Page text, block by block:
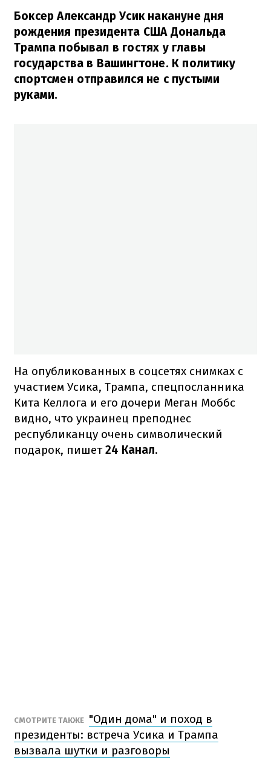
Боксер Александр Усик накануне дня
рождения президента США Дональда
Трампа побывал в гостях у главы
государства в Вашингтоне. К политику
спортсмен отправился не с пустыми
руками.
На опубликованных в соцсетях снимках с
участием Усика, Трампа, спецпосланника
Кита Келлога и его дочери Меган Моббс
видно, что украинец преподнес
республиканцу очень символический
подарок, пишет24 Канал.
СМОТРИТЕ ТАКЖЕ "Один дома" и поход в
президенты: встреча Усика и Трампа
вызвала шутки и разговоры